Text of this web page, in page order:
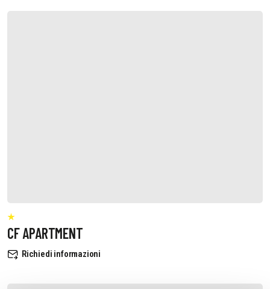
CF APARTMENT
Richiedi informazioni